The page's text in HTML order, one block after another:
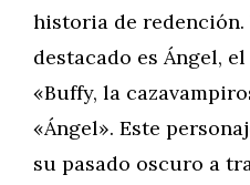
historia de redención.
destacado es Ángel,
«Buffy, la
«Ángel». Este
su pasado oscuro a